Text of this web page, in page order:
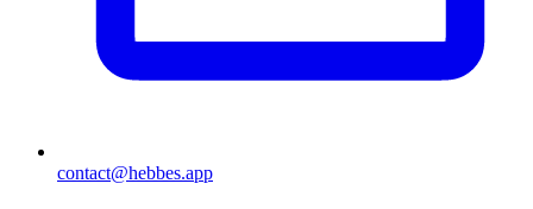
contact@hebbes.app